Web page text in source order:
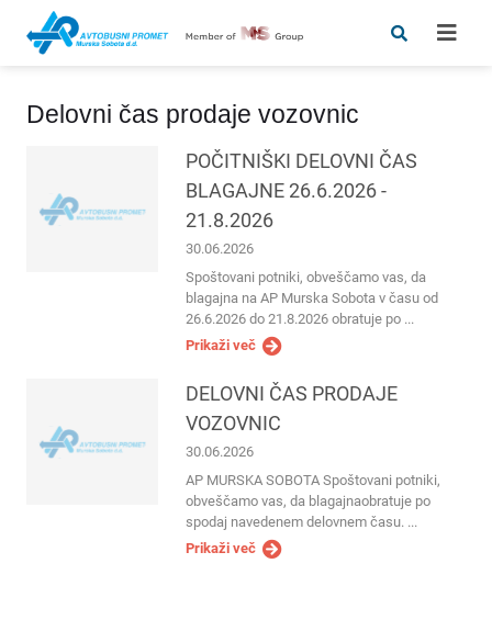
Delovni čas prodaje vozovnic
POČITNIŠKI DELOVNI ČAS
BLAGAJNE 26.6.2026 -
21.8.2026
30.06.2026
Spoštovani potniki, obveščamo vas, da
blagajna na AP Murska Sobota v času od
26.6.2026 do 21.8.2026 obratuje po ...
Prikaži več
DELOVNI ČAS PRODAJE
VOZOVNIC
30.06.2026
AP MURSKA SOBOTA Spoštovani potniki,
obveščamo vas, da blagajnaobratuje po
spodaj navedenem delovnem času. ...
Prikaži več